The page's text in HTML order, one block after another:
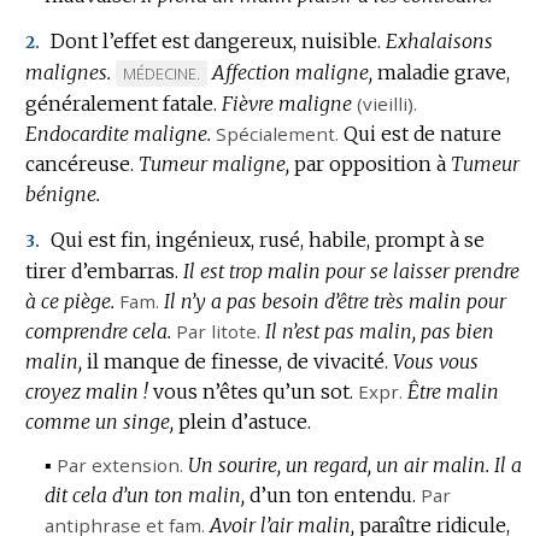
2. Dont l’effet est dangereux, nuisible. Exhalaisons
malignes.
MARQUE
DE
DOMAINE
:
MÉDECINE. Affection maligne, maladie grave,
généralement fatale. Fièvre maligne (vieilli).
Endocardite maligne. Spécialement. Qui est de nature
cancéreuse. Tumeur maligne, par opposition à Tumeur
bénigne.
3. Qui est fin, ingénieux, rusé, habile, prompt à se
tirer d’embarras. Il est trop malin pour se laisser prendre
à ce piège. Fam. Il n’y a pas besoin d’être très malin pour
comprendre cela. Par litote. Il n’est pas malin, pas bien
malin, il manque de finesse, de vivacité. Vous vous
croyez malin ! vous n’êtes qu’un sot. Expr. Être malin
comme un singe, plein d’astuce.
▪ Par extension. Un sourire, un regard, un air malin. Il a
dit cela d’un ton malin, d’un ton entendu. Par
antiphrase et fam. Avoir l’air malin, paraître ridicule,